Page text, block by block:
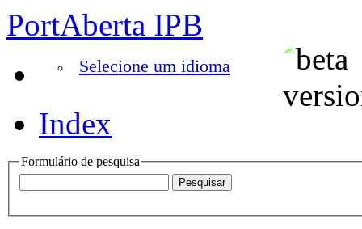
PortAberta IPB
Selecione um idioma
Index
Formulário de pesquisa